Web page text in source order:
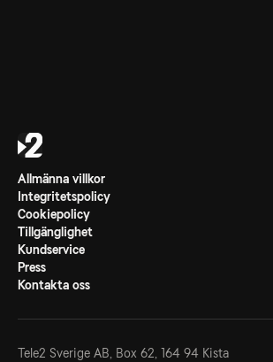
Allmänna villkor
Integritetspolicy
Cookiepolicy
Tillgänglighet
Kundservice
Press
Kontakta oss
Tele2 Sverige AB, Box 62, 164 94 Kista